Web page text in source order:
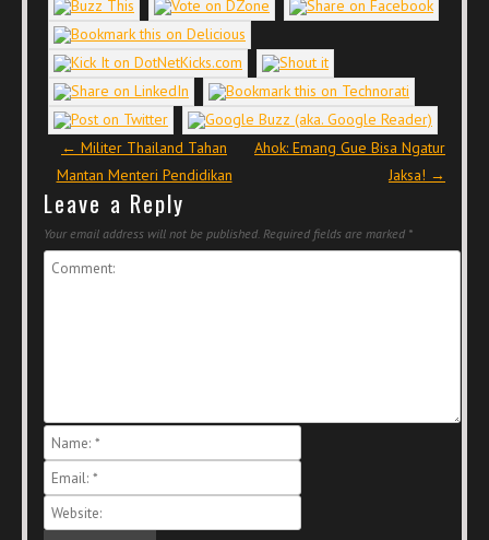
Post navigation
← Militer Thailand Tahan
Mantan Menteri Pendidikan
Ahok: Emang Gue Bisa Ngatur
Jaksa! →
Leave a Reply
Your email address will not be published. Required fields are marked *